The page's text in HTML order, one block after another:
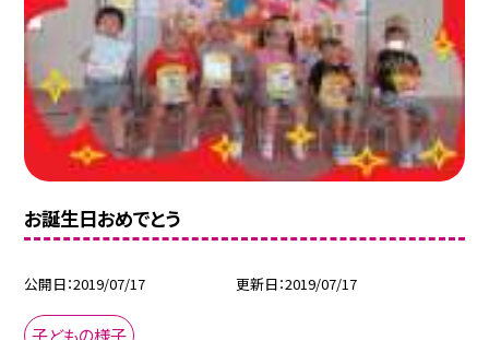
お誕生日おめでとう
公開日 2019/07/17 更新日 2019/07/17
子どもの様子